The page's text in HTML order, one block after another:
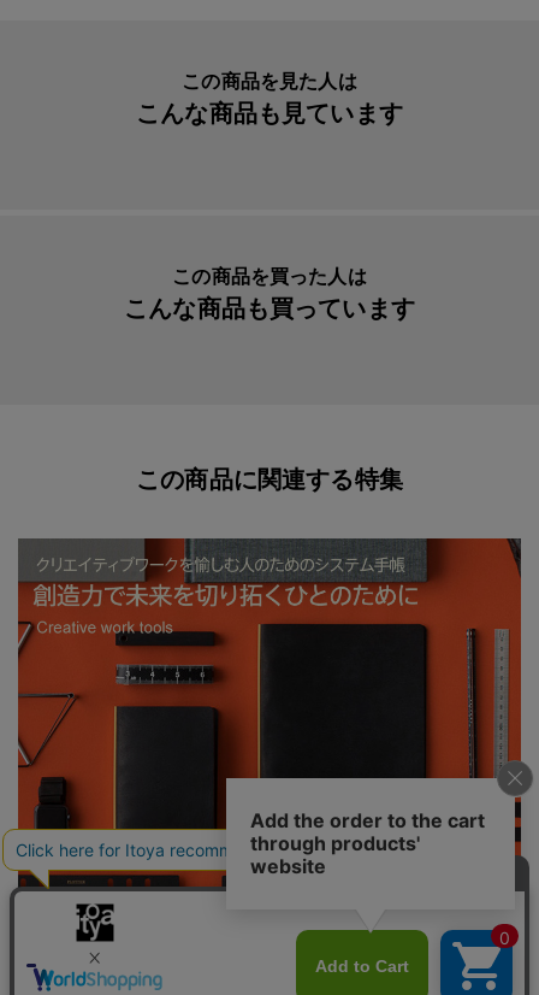
●Ｄｅｓｉｇｎｐｈｉｌ Ｐｏｃｋｅｔｂｏｏｋ用紙（ク
１冊
77716426
この商品を見た人は
こんな商品も見ています
この商品を買った人は
こんな商品も買っています
この商品に関連する特集
PLOTTER 創造力で未来を切り拓くひとのために